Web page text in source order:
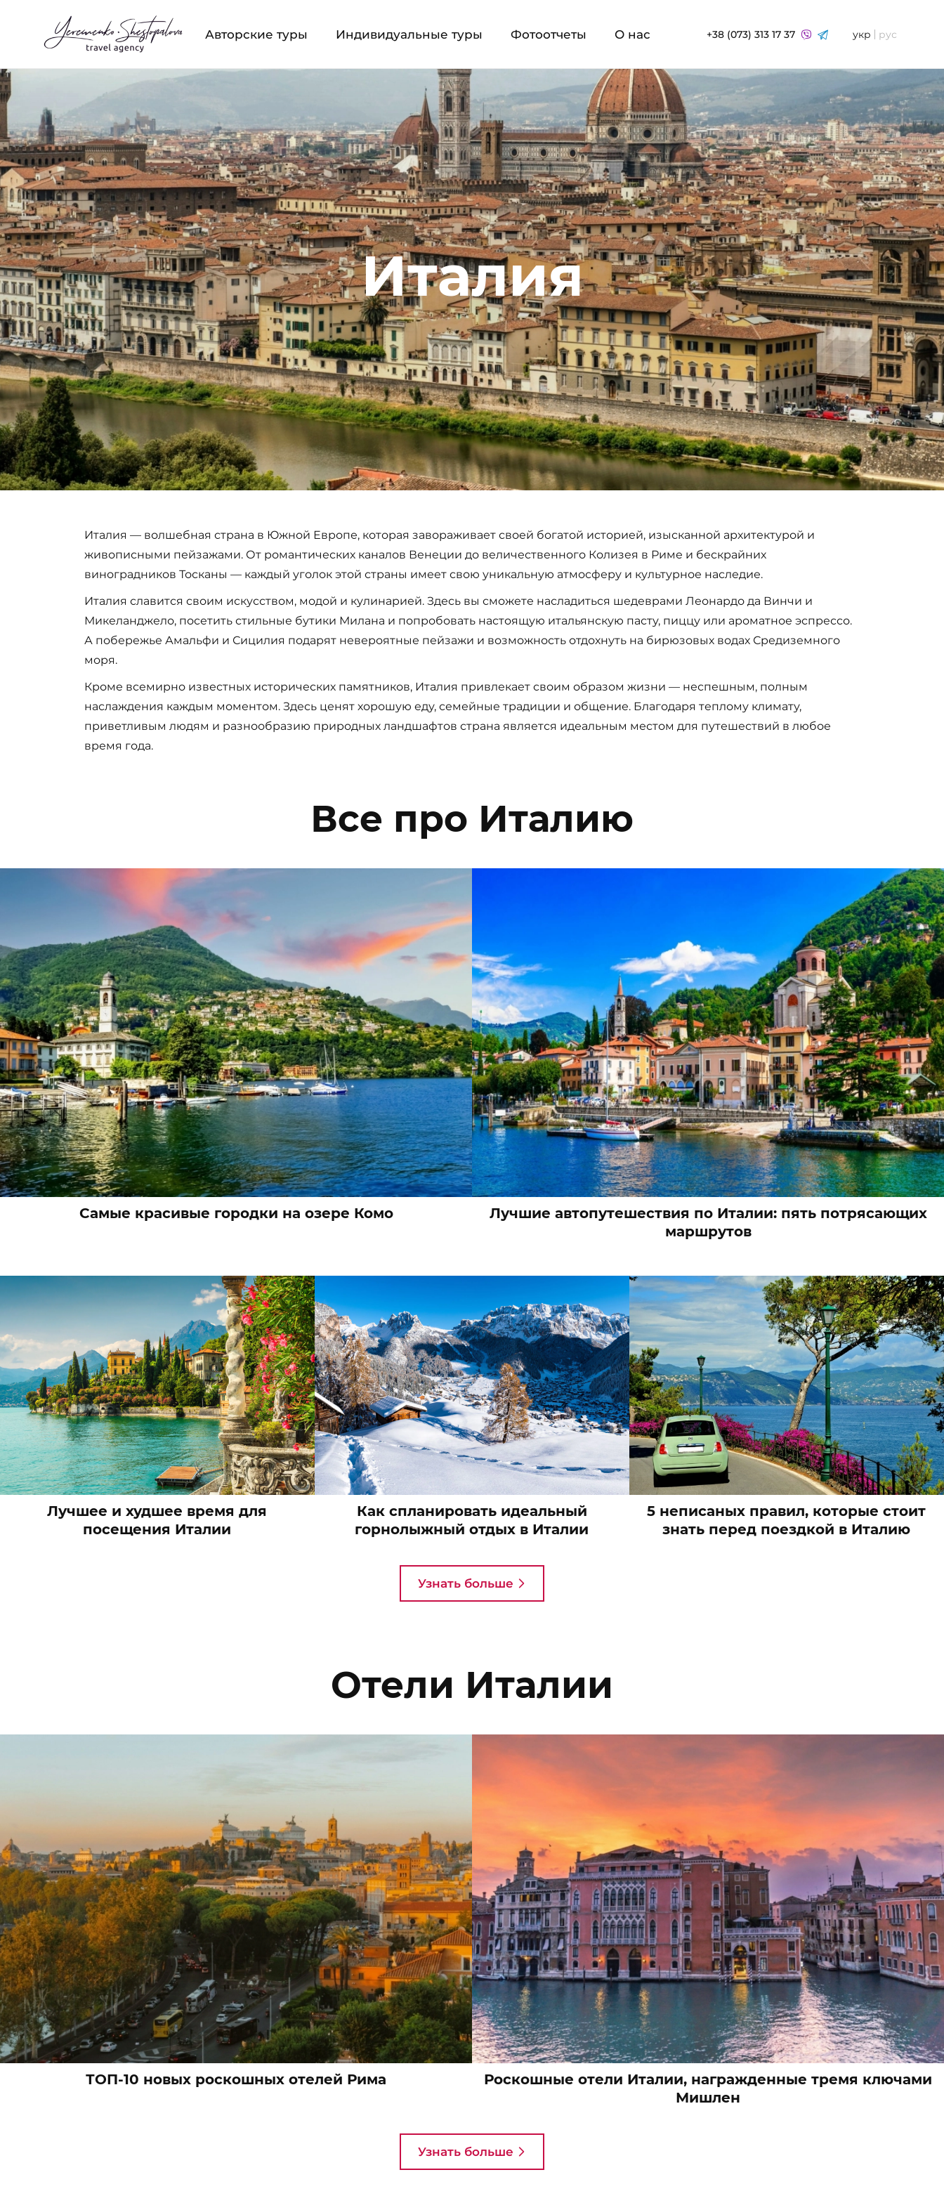
Авторские туры Индивидуальные туры Фотоотчеты О нас +38 (073) 313 17 37 укр рус
Италия
Италия — волшебная страна в Южной Европе, которая завораживает своей богатой историей, изысканной архитектурой и
живописными пейзажами. От романтических каналов Венеции до величественного Колизея в Риме и бескрайних
виноградников Тосканы — каждый уголок этой страны имеет свою уникальную атмосферу и культурное наследие.
Италия славится своим искусством, модой и кулинарией. Здесь вы сможете насладиться шедеврами Леонардо да Винчи и
Микеланджело, посетить стильные бутики Милана и попробовать настоящую итальянскую пасту, пиццу или ароматное эспрессо.
А побережье Амальфи и Сицилия подарят невероятные пейзажи и возможность отдохнуть на бирюзовых водах Средиземного
моря.
Кроме всемирно известных исторических памятников, Италия привлекает своим образом жизни — неспешным, полным
наслаждения каждым моментом. Здесь ценят хорошую еду, семейные традиции и общение. Благодаря теплому климату,
приветливым людям и разнообразию природных ландшафтов страна является идеальным местом для путешествий в любое
время года.
Все про Италию
Самые красивые городки на озере Комо
Лучшие автопутешествия по Италии: пять потрясающих
маршрутов
Лучшее и худшее время для
посещения Италии
Как спланировать идеальный
горнолыжный отдых в Италии
5 неписаных правил, которые стоит
знать перед поездкой в Италию
Узнать больше
Отели Италии
ТОП-10 новых роскошных отелей Рима
Роскошные отели Италии, награжденные тремя ключами
Мишлен
Узнать больше